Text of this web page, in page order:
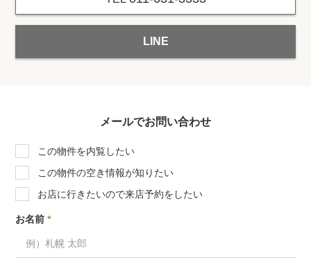
LINE
メールでお問い合わせ
この物件を内覧したい
この物件の空き情報が知りたい
お店に行きたいので来店予約をしたい
お名前*